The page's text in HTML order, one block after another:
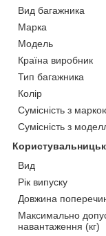
Вид багажника
Марка
Модель
Країна виробник
Тип багажника
Колір
Сумісність з
Сумісність з
Вид
Рік випуску
Довжина
Максимально
навантаження (кг)